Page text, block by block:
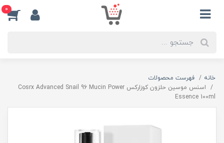
0
خانه
فهرست محصولات
اسنس موسین حلزون کوزارکس Cosrx Advanced Snail 96 Mucin Power
Essence 100ml